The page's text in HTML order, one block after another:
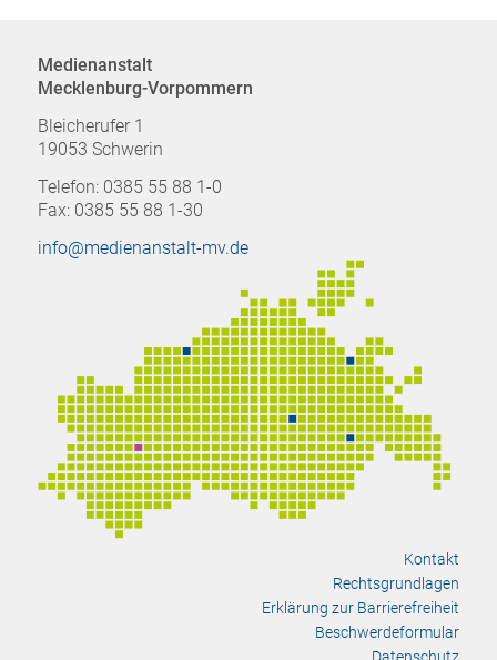
Medienanstalt
Mecklenburg-Vorpommern
Bleicherufer 1
19053 Schwerin
Telefon: 0385 55 88 1-0
Fax: 0385 55 88 1-30
info@medienanstalt-mv.de
Kontakt
Rechtsgrundlagen
Erklärung zur Barrierefreiheit
Beschwerdeformular
Datenschutz